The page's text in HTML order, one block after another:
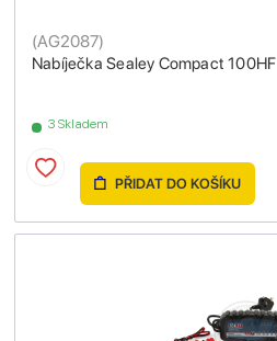
Nabíječka Sealey Compact 100HF
(AG2087)
3 Skladem
PŘIDAT DO KOŠÍKU